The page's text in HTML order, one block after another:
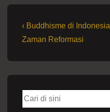
e
o
t
t
e
t
s
A
e
y
Navigasi
pos
Previous
Post
‹ Buddhisme di Indonesia
Zaman Reformasi
Cari